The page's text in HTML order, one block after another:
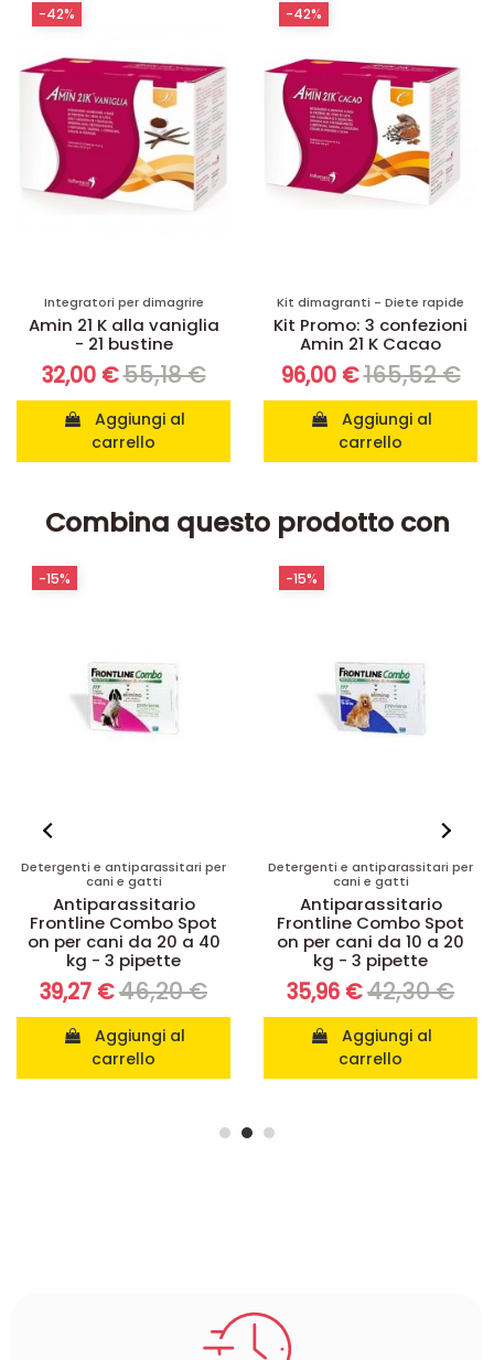
Integratori per dimagrire
Amin 21 K alla vaniglia
- 21 bustine
32,00 €55,18 €
carrello
-42%
Kit dimagranti - Diete rapide
Kit Promo: 3 confezioni
Amin 21 K Cacao
96,00 €165,52 €
carrello
-42%
Combina questo prodotto con
Detergenti e antiparassitari per
cani e gatti
Antiparassitario
Frontline Combo Spot
on per cani da 10 a 20
kg - 3 pipette
35,96 €42,30 €
carrello
-15%
Detergenti e antiparassitari per
cani e gatti
Advantix Spot On per
Cani tra 25 e 40 kg - 4
Pipette
40,80 €51,00 €
Aggiungi al
carrello
-20%